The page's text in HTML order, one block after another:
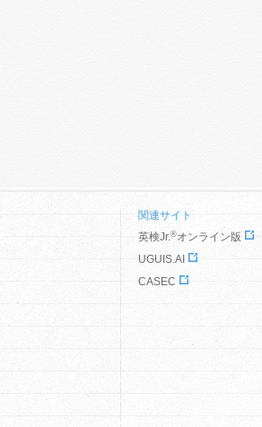
関連サイト
英検Jr.®オンライン版
UGUIS.AI
CASEC